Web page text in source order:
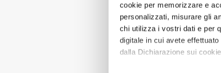
cookie per memorizzare e
personalizzati, misurare gli
chi utilizza i vostri dati e per
digitale in cui avete
dalla Dichiarazione sui